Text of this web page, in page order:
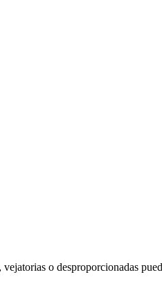
o desproporcionadas